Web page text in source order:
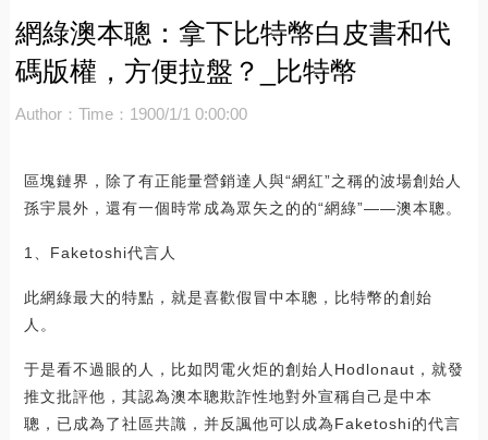
網綠澳本聰：拿下比特幣白皮書和代
碼版權，方便拉盤？_比特幣
Author： Time：1900/1/1 0:00:00
區塊鏈界，除了有正能量營銷達人與“網紅”之稱的波場創始人
孫宇晨外，還有一個時常成為眾矢之的的“網綠”——澳本聰。
1、Faketoshi代言人
此網綠最大的特點，就是喜歡假冒中本聰，比特幣的創始
人。
于是看不過眼的人，比如閃電火炬的創始人Hodlonaut，就發
推文批評他，其認為澳本聰欺詐性地對外宣稱自己是中本
聰，已成為了社區共識，并反諷他可以成為Faketoshi的代言